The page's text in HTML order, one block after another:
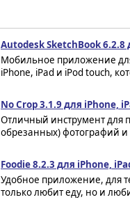
Autodesk SketchBook 6.2.8
Мобильное приложение
iPhone, iPad и iPod touch,
No Crop 3.1.9 для iPhone,
Отличный инструмент для
обрезанных) фотографий
Foodie 8.2.3 для iPhone,
Удобное приложение, для
только любит еду, но и